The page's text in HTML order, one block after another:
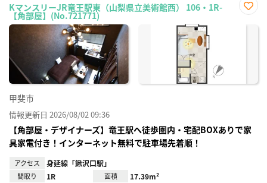
KマンスリーJR竜王駅東（山梨県立美術館西） 106・1R-
【角部屋】(No.721771)
に入
甲斐市
情報更新日 2026/08/02 09:36
【角部屋・デザイナーズ】竜王駅へ徒歩圏内・宅配BOXありで家
具家電付き！インターネット無料で駐車場先着順！
アクセス 身延線「鰍沢口駅」
間取り 1R 面積 17.39m²